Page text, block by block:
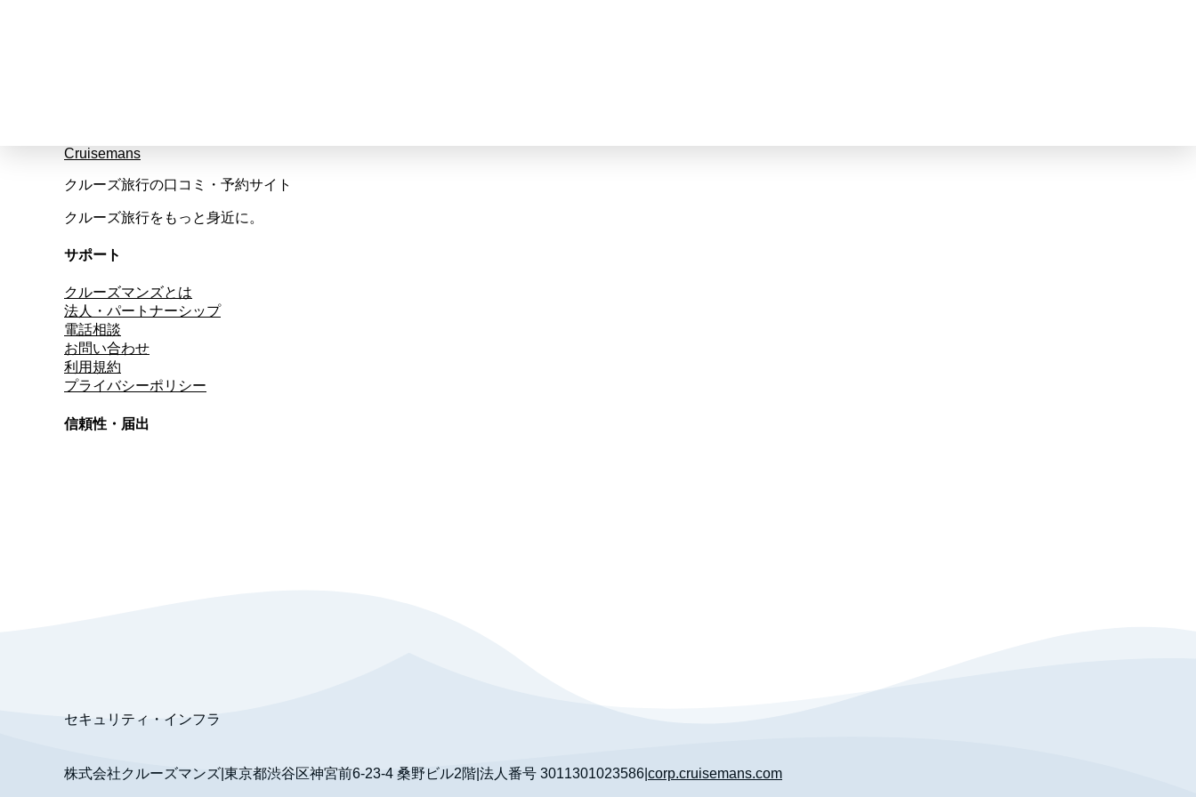
Cruisemans
クルーズ旅行の口コミ・予約サイト
クルーズ旅行をもっと身近に。
サポート
クルーズマンズとは
法人・パートナーシップ
電話相談
お問い合わせ
利用規約
プライバシーポリシー
信頼性・届出
セキュリティ・インフラ
株式会社クルーズマンズ 東京都渋谷区神宮前6-23-4 桑野ビル2階 法人番号 3011301023586 corp.cruisemans.com